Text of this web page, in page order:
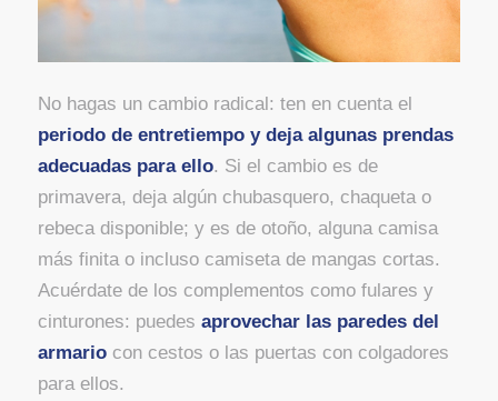
No hagas un cambio radical: ten en cuenta el
periodo de entretiempo y deja algunas prendas
adecuadas para ello. Si el cambio es de
primavera, deja algún chubasquero, chaqueta o
rebeca disponible; y es de otoño, alguna camisa
más finita o incluso camiseta de mangas cortas.
Acuérdate de los complementos como fulares y
cinturones: puedes aprovechar las paredes del
armariocon cestos o las puertas con colgadores
para ellos.